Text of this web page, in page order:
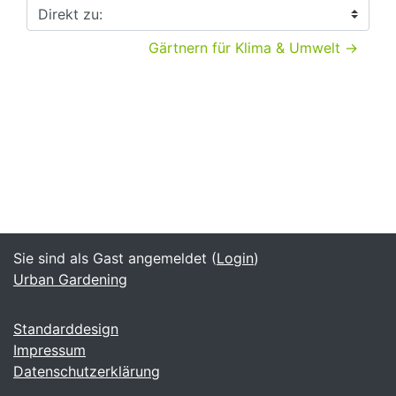
Direkt zu:
Gärtnern für Klima & Umwelt →
Sie sind als Gast angemeldet (Login)
Urban Gardening
Standarddesign
Impressum
Datenschutzerklärung